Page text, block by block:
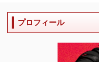
プロフィール